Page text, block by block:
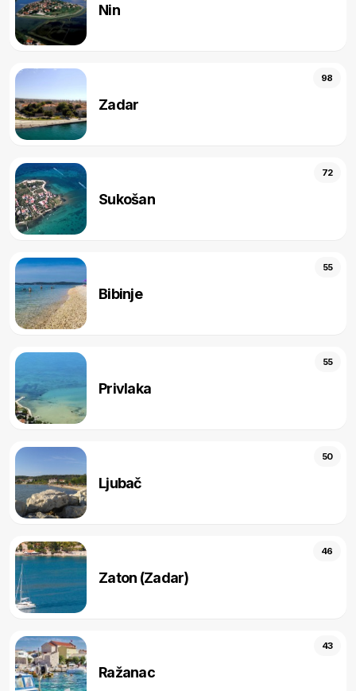
Nin
Zadar
98
Sukošan
72
Bibinje
55
Privlaka
55
Ljubač
50
Zaton (Zadar)
46
Ražanac
43